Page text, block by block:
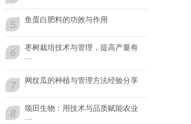
5 鱼蛋白肥料的功效与作用
6
枣树栽培技术与管理，提高产量有
···
7 网纹瓜的种植与管理方法经验分享
8
颂田生物：用技术与品质赋能农业
···